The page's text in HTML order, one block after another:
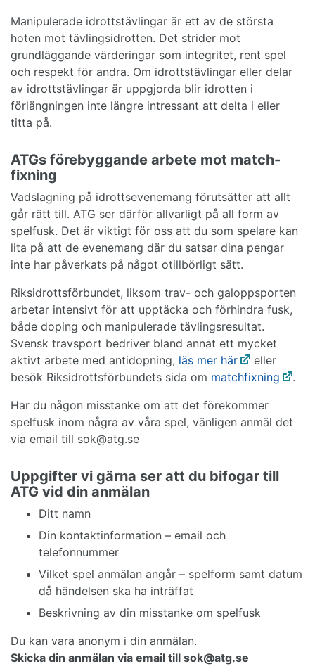
Manipulerade idrottstävlingar är ett av de största
hoten mot tävlingsidrotten. Det strider mot
grundläggande värderingar som integritet, rent spel
och respekt för andra. Om idrottstävlingar eller delar
av idrottstävlingar är uppgjorda blir idrotten i
förlängningen inte längre intressant att delta i eller
titta på.
ATGs förebyggande arbete mot match-
fixning
Vadslagning på idrottsevenemang förutsätter att allt
går rätt till. ATG ser därför allvarligt på all form av
spelfusk. Det är viktigt för oss att du som spelare kan
lita på att de evenemang där du satsar dina pengar
inte har påverkats på något otillbörligt sätt.
Riksidrottsförbundet, liksom trav- och galoppsporten
arbetar intensivt för att upptäcka och förhindra fusk,
både doping och manipulerade tävlingsresultat.
Svensk travsport bedriver bland annat ett mycket
aktivt arbete med antidopning, läs mer här
eller
besök Riksidrottsförbundets sida om matchfixning
.
Har du någon misstanke om att det förekommer
spelfusk inom några av våra spel, vänligen anmäl det
via email till sok@atg.se
Uppgifter vi gärna ser att du bifogar till
ATG vid din anmälan
Ditt namn
Din kontaktinformation – email och
telefonnummer
Vilket spel anmälan angår – spelform samt datum
då händelsen ska ha inträffat
Beskrivning av din misstanke om spelfusk
Du kan vara anonym i din anmälan.
Skicka din anmälan via email till sok@atg.se